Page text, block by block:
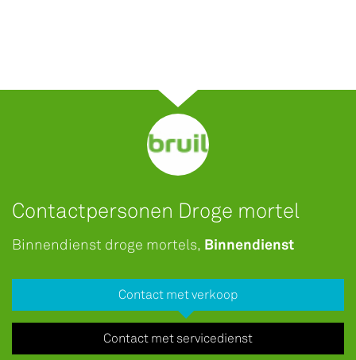
Contactpersonen Droge mortel
Binnendienst droge mortels, Binnendienst
Contact met verkoop
Contact met servicedienst